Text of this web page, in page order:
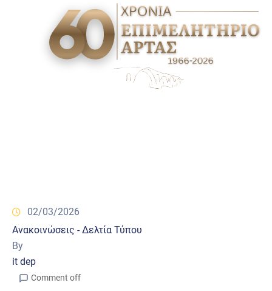
02/03/2026
Ανακοινώσεις - Δελτία Τύπου
By
it dep
Comment off